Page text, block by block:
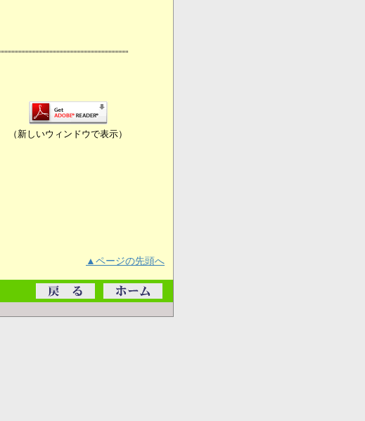
（新しいウィンドウで表示）
▲ページの先頭へ